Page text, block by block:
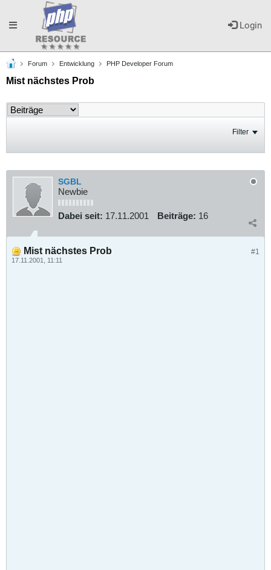
Login
Toggle
navigation
Forum Entwicklung PHP Developer Forum
Mist nächstes Prob
Filter
SGBL
Newbie
Dabei seit: 17.11.2001 Beiträge: 16
#1
Mist nächstes Prob
17.11.2001, 11:11